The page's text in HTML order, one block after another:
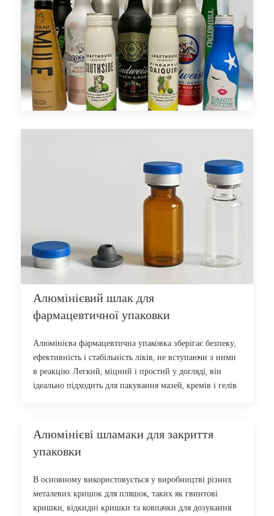
Алюмінієвий шлак для
фармацевтичної упаковки
Алюмінієва фармацевтична упаковка зберігає безпеку,
ефективність і стабільність ліків, не вступаючи з ними
в реакцію. Легкий, міцний і простий у догляді, він
ідеально підходить для пакування мазей, кремів і гелів.
Алюмінієві шламаки для закриття
упаковки
В основному використовується у виробництві різних
металевих кришок для пляшок, таких як гвинтові
кришки, відкидні кришки та ковпачки для дозування.